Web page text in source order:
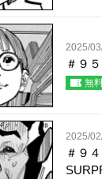
2025/
＃９
無
2025/
＃９